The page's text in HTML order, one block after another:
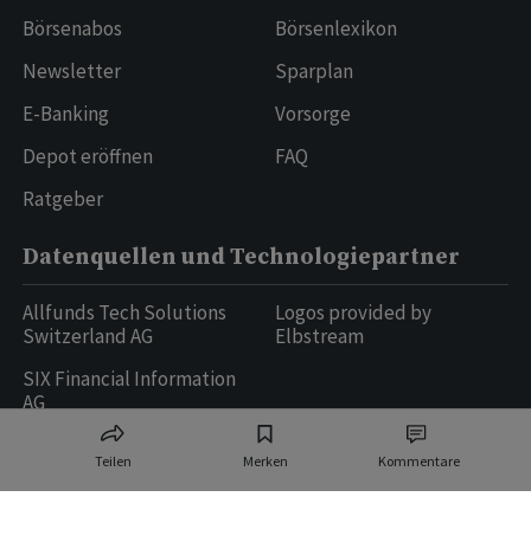
Teilen Merken Kommentare
Börsenabos
Newsletter
E-Banking
Depot eröffnen
Ratgeber
Börsenlexikon
Sparplan
Vorsorge
FAQ
Datenquellen und Technologiepartner
Allfunds Tech Solutions
Switzerland AG
SIX Financial Information
AG
Logos provided by
Elbstream
Ringier AG | Ringier Medien Schweiz